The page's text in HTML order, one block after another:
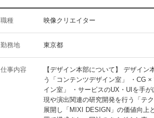
職種 映像クリエイター
勤務地 東京都
仕事内容
【デザイン本部について】 デザイ
う「コンテンツデザイン室」 ・CG
イン室」 ・サービスのUX・UIを手
現や演出関連の研究開発を行う「テ
展開し「MIXI DESIGN」の価値向上